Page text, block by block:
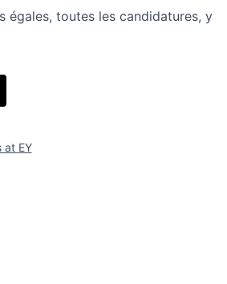
égales, toutes les candidatures, y
at EY